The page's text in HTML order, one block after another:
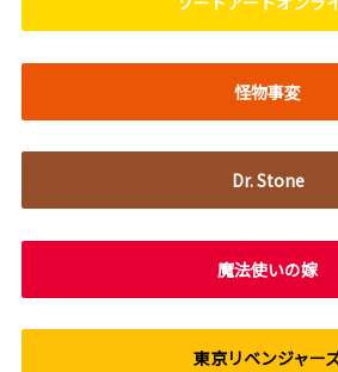
怪物事変
Dr. Stone
魔法使いの嫁
東京リベンジャー